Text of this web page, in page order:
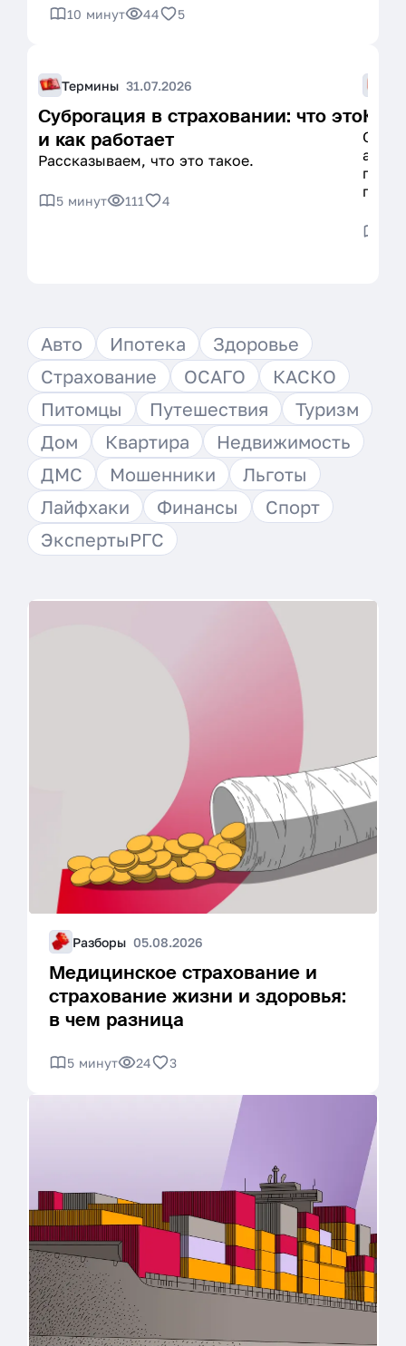
10 минут 44 5
Термины 31.07.2026
Суброгация в страховании: что это
и как работает
Рассказываем, что это такое.
5 минут 111 4
Как
Авто Ипотека
Здоровье
Страхование
ОСАГО
КАСКО
Питомцы
Путешествия
Туризм
Дом
Квартира
Недвижимость
ДМС
Мошенники
Льготы
Лайфхаки
Финансы
Спорт
ЭкспертыРГС
Разборы 05.08.2026
Медицинское страхование и
страхование жизни и здоровья:
в чем разница
5 минут 24 3